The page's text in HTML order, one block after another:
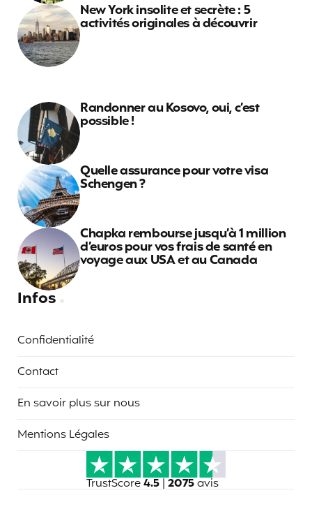
New York insolite et secrète : 5
activités originales à découvrir
Randonner au Kosovo, oui, c’est
possible !
Quelle assurance pour votre visa
Schengen ?
Chapka rembourse jusqu’à 1 million
d’euros pour vos frais de santé en
voyage aux USA et au Canada
Infos
Confidentialité
Contact
En savoir plus sur nous
Mentions Légales
TrustScore4.5 | 2075avis